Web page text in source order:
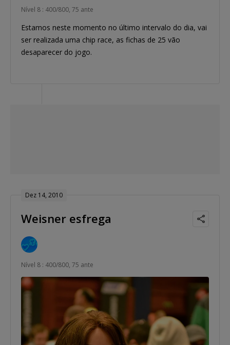
Nível 8 : 400/800, 75 ante
Estamos neste momento no último intervalo do dia, vai
ser realizada uma chip race, as fichas de 25 vão
desaparecer do jogo.
Dez 14, 2010
Weisner esfrega
Nível 8 : 400/800, 75 ante